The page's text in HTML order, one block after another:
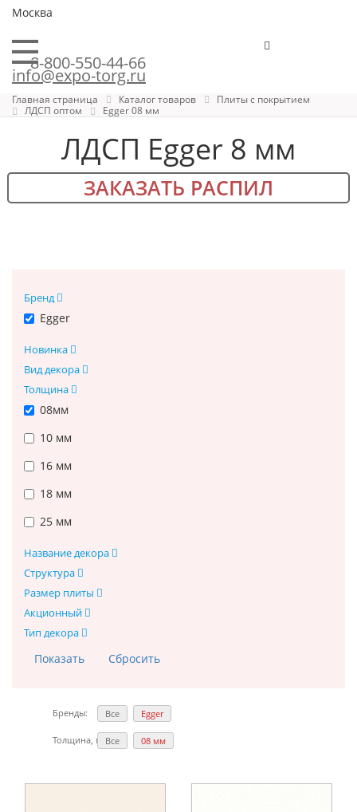
Москва
8-800-550-44-66
info@expo-torg.ru
Главная страница Каталог товаров
Плиты с покрытием
ЛДСП оптом
Egger 08 мм
ЛДСП Egger 8 мм
ЗАКАЗАТЬ РАСПИЛ
Бренд
Egger
Новинка
Вид декора
Толщина
08мм
10 мм
16 мм
18 мм
25 мм
Название декора
Структура
Размер плиты
Акционный
Тип декора
Бренды: Все Egger
Толщина, мм:Все 08 мм